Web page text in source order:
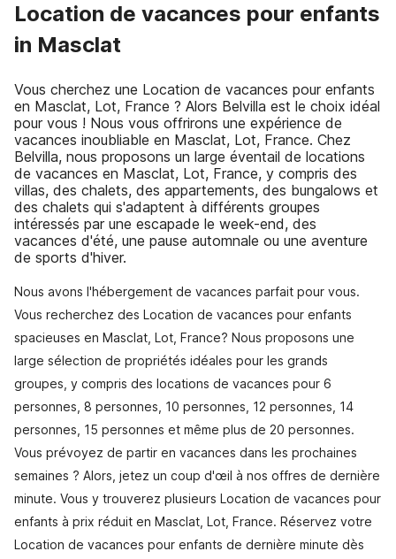
Location de vacances pour enfants
in Masclat
Vous cherchez une Location de vacances pour enfants
en Masclat, Lot, France ? Alors Belvilla est le choix idéal
pour vous ! Nous vous offrirons une expérience de
vacances inoubliable en Masclat, Lot, France. Chez
Belvilla, nous proposons un large éventail de locations
de vacances en Masclat, Lot, France, y compris des
villas, des chalets, des appartements, des bungalows et
des chalets qui s'adaptent à différents groupes
intéressés par une escapade le week-end, des
vacances d'été, une pause automnale ou une aventure
de sports d'hiver.
Nous avons l'hébergement de vacances parfait pour vous.
Vous recherchez des Location de vacances pour enfants
spacieuses en Masclat, Lot, France? Nous proposons une
large sélection de propriétés idéales pour les grands
groupes, y compris des locations de vacances pour 6
personnes, 8 personnes, 10 personnes, 12 personnes, 14
personnes, 15 personnes et même plus de 20 personnes.
Vous prévoyez de partir en vacances dans les prochaines
semaines ? Alors, jetez un coup d'œil à nos offres de dernière
minute. Vous y trouverez plusieurs Location de vacances pour
enfants à prix réduit en Masclat, Lot, France. Réservez votre
Location de vacances pour enfants de dernière minute dès